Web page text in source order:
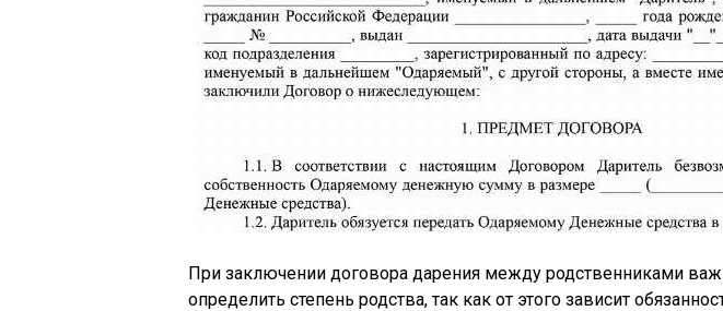
При заключении договора дарения между родственниками
определить степень родства, так как от этого зависит